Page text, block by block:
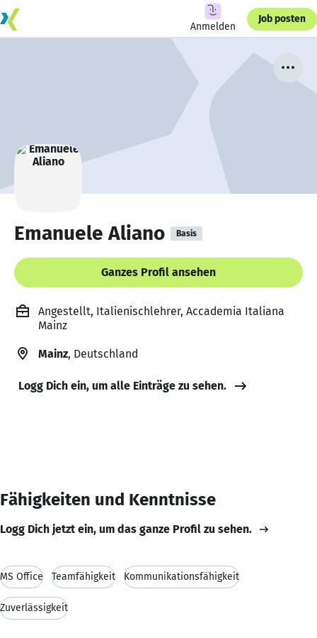
Anmelden
Job posten
Emanuele Aliano Basis
Ganzes Profil ansehen
Angestellt, Italienischlehrer, Accademia Italiana
Mainz
Mainz, Deutschland
Logg Dich ein, um alle Einträge zu sehen.
Fähigkeiten und Kenntnisse
Logg Dich jetzt ein, um das ganze Profil zu sehen.
MS Office Teamfähigkeit Kommunikationsfähigkeit
Zuverlässigkeit